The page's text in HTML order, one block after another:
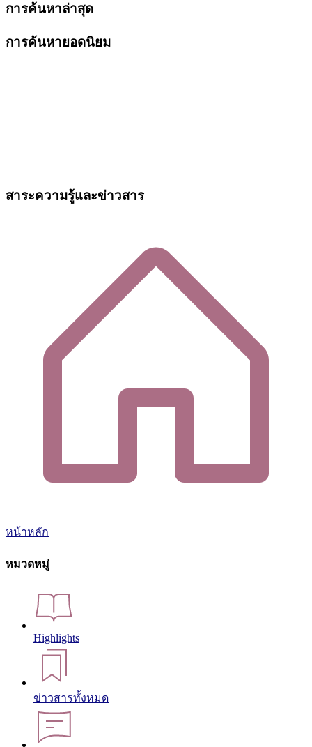
การค้นหาล่าสุด
การค้นหายอดนิยม
สาระความรู้และข่าวสาร
หน้าหลัก
หมวดหมู่
Highlights
ข่าวสารทั้งหมด